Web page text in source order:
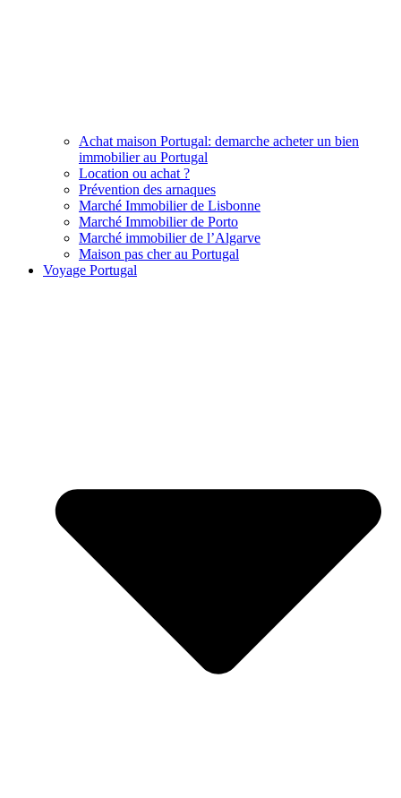
Achat maison Portugal: demarche acheter un bien
immobilier au Portugal
Location ou achat ?
Prévention des arnaques
Marché Immobilier de Lisbonne
Marché Immobilier de Porto
Marché immobilier de l’Algarve
Maison pas cher au Portugal
Voyage Portugal